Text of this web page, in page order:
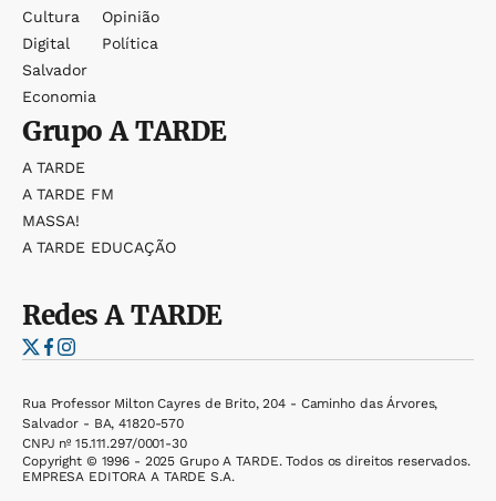
Cultura
Digital
Salvador
Economia
Opinião
Política
GrupoA TARDE
A TARDE
A TARDE FM
MASSA!
A TARDE EDUCAÇÃO
RedesA TARDE
Rua Professor Milton Cayres de Brito, 204 - Caminho das Árvores,
Salvador - BA, 41820-570
CNPJ nº 15.111.297/0001-30
Copyright © 1996 - 2025 Grupo A TARDE. Todos os direitos reservados.
EMPRESA EDITORA A TARDE S.A.